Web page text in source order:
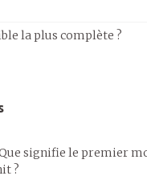
la plus complète ?
signifie le premier
?